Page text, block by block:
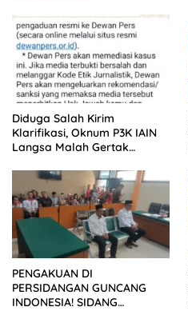
Diduga Salah Kirim
Klarifikasi, Oknum P3K IAIN
Langsa Malah Gertak
PENGAKUAN DI
PERSIDANGAN GUNCANG
INDONESIA! SIDANG